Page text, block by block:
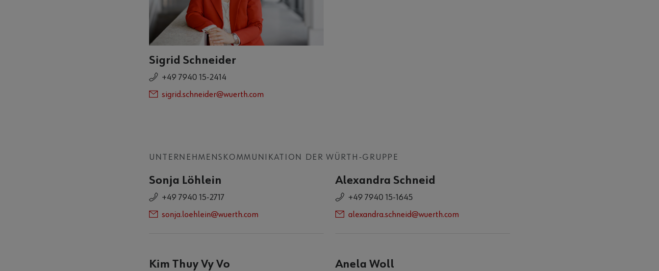
Sigrid Schneider
+49 7940 15-2414
sigrid.schneider@wuerth.com
UNTERNEHMENSKOMMUNIKATION DER WÜRTH-GRUPPE
Sonja Löhlein
+49 7940 15-2717
sonja.loehlein@wuerth.com
Alexandra Schneid
+49 7940 15-1645
alexandra.schneid@wuerth.com
Kim Thuy Vy Vo Anela Woll